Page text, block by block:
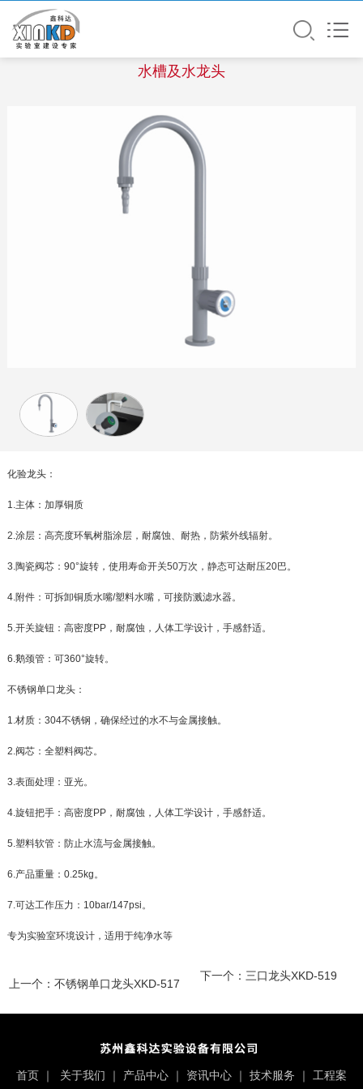
单口龙头XKD-518
水槽及水龙头
化验龙头：
1.主体：加厚铜质
2.涂层：高亮度环氧树脂涂层，耐腐蚀、耐热，防紫外线辐射。
3.陶瓷阀芯：90°旋转，使用寿命开关50万次，静态可达耐压20巴。
4.附件：可拆卸铜质水嘴/塑料水嘴，可接防溅滤水器。
5.开关旋钮：高密度PP，耐腐蚀，人体工学设计，手感舒适。
6.鹅颈管：可360°旋转。
不锈钢单口龙头：
1.材质：304不锈钢，确保经过的水不与金属接触。
2.阀芯：全塑料阀芯。
3.表面处理：亚光。
4.旋钮把手：高密度PP，耐腐蚀，人体工学设计，手感舒适。
5.塑料软管：防止水流与金属接触。
6.产品重量：0.25kg。
7.可达工作压力：10bar/147psi。
专为实验室环境设计，适用于纯净水等
上一个： 不锈钢单口龙头XKD-517
下一个： 三口龙头XKD-519
首页｜ 关于我们 ｜ 产品中心｜ 资讯中心｜ 技术服务 ｜ 工程案